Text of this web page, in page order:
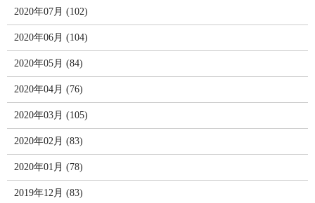
2020年07月 (102)
2020年06月 (104)
2020年05月 (84)
2020年04月 (76)
2020年03月 (105)
2020年02月 (83)
2020年01月 (78)
2019年12月 (83)